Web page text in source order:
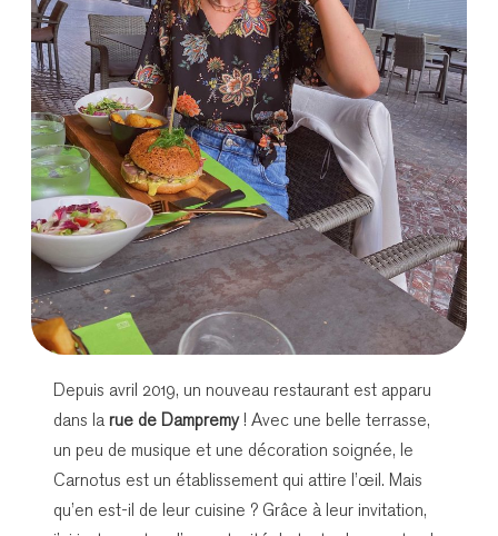
Depuis avril 2019, un nouveau restaurant est apparu
dans la rue de Dampremy! Avec une belle terrasse,
un peu de musique et une décoration soignée, le
Carnotus est un établissement qui attire l’œil. Mais
qu’en est-il de leur cuisine ? Grâce à leur invitation,